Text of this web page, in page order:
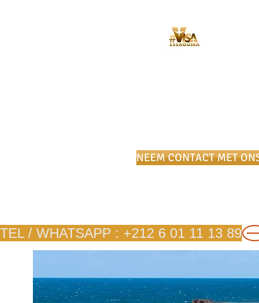
NEEM CONTACT MET
TEL / WHATSAPP : +212 6 01 11 13 89